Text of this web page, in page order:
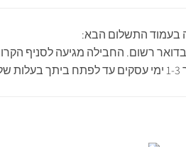
בעמוד התשלום הבא:
מגיעה לסניף הקרוב לביתך עד 7 ימי עסקים,